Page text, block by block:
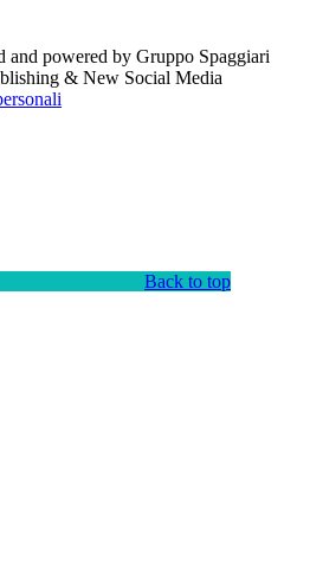
and powered by Gruppo Spaggiari
& New Social Media
Back to top